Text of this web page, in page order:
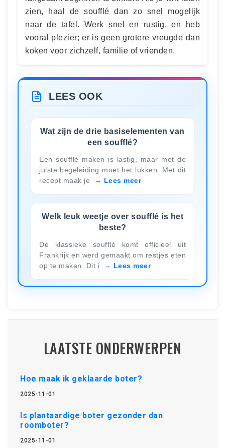
zien, haal de soufflé dan zo snel mogelijk
naar de tafel. Werk snel en rustig, en heb
vooral plezier; er is geen grotere vreugde dan
koken voor zichzelf, familie of vrienden.
LEES OOK
Wat zijn de drie basiselementen van
een soufflé?
Een soufflé maken is lastig, maar met de
juiste begeleiding moet het lukken. Met dit
recept maak je
Lees meer
Welk leuk weetje over soufflé is het
beste?
De klassieke soufflé komt officieel uit
Frankrijk en werd gemaakt om restjes eten
op te maken. Dit i
Lees meer
LAATSTE ONDERWERPEN
Hoe maak ik geklaarde boter?
2025-11-01
Is plantaardige boter gezonder dan
roomboter?
2025-11-01